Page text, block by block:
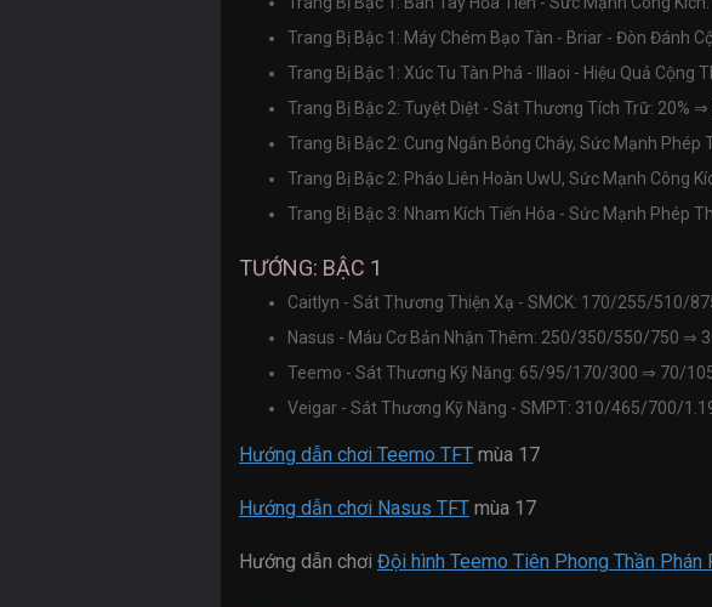
Trang Bị Bậc 1: Máy Chém Bạo Tàn - Briar - Đòn Đánh
Trang Bị Bậc 1: Xúc Tu Tàn Phá - Illaoi - Hiệu Quả Cộng
Trang Bị Bậc 2: Tuyệt Diệt - Sát Thương Tích Trữ: 20% ⇒
Trang Bị Bậc 2: Cung Ngắn Bỏng Cháy, Sức Mạnh Phép
Trang Bị Bậc 2: Pháo Liên Hoàn UwU, Sức Mạnh Công
Trang Bị Bậc 3: Nham Kích Tiến Hóa - Sức Mạnh Phép
TƯỚNG: BẬC 1
Caitlyn - Sát Thương Thiện Xạ - SMCK: 170/255/510/
Nasus - Máu Cơ Bản Nhận Thêm: 250/350/550/750 ⇒
Teemo - Sát Thương Kỹ Năng: 65/95/170/300 ⇒ 70/
Veigar - Sát Thương Kỹ Năng - SMPT: 310/465/700/
Hướng dẫn chơi Teemo TFT mùa 17
Hướng dẫn chơi Nasus TFT mùa 17
Hướng dẫn chơi Đội hình Teemo Tiên Phong Thần Phán